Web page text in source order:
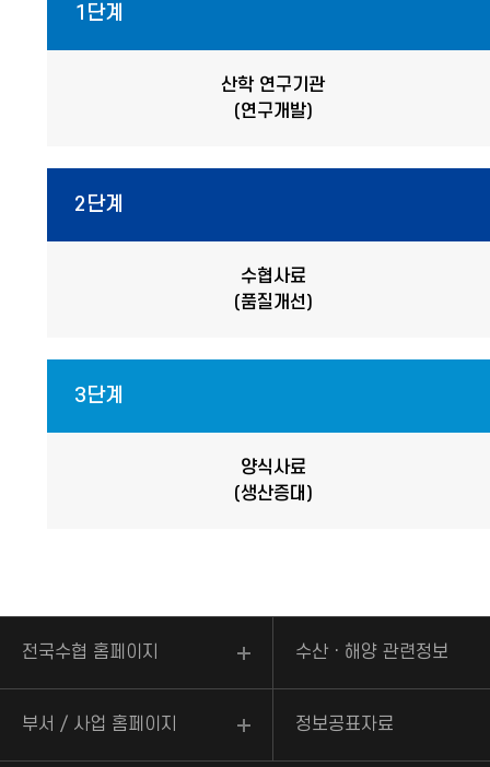
1단계
산학 연구기관
(연구개발)
2단계
수협사료
(품질개선)
3단계
양식사료
(생산증대)
전국수협 홈페이지 수산ㆍ해양 관련정보
부서 / 사업 홈페이지 정보공표자료